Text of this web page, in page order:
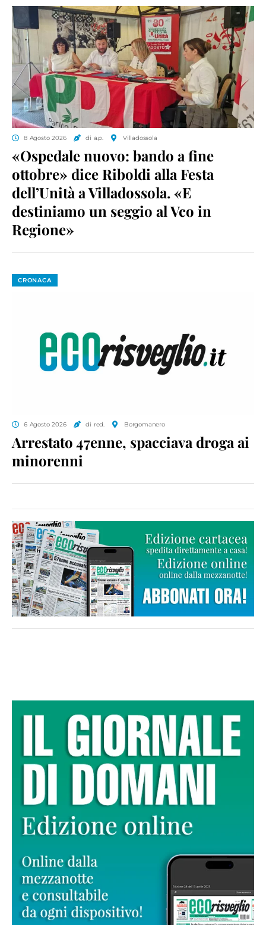
8 Agosto 2026 di a.p. Villadossola
«Ospedale nuovo: bando a fine
ottobre» dice Riboldi alla Festa
dell’Unità a Villadossola. «E
destiniamo un seggio al Vco in
Regione»
CRONACA
6 Agosto 2026 di red. Borgomanero
Arrestato 47enne, spacciava droga ai
minorenni